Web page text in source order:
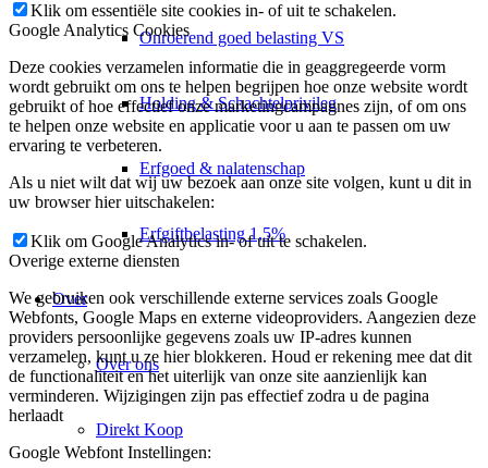
Onroerend goed belasting VS
Holding & Schachtelprivileg
Erfgoed & nalatenschap
Erfgiftbelasting 1,5%
Over
Over ons
Direkt Koop
Klik om essentiële site cookies in- of uit te schakelen.
Google Analytics Cookies
Deze cookies verzamelen informatie die in geaggregeerde vorm
wordt gebruikt om ons te helpen begrijpen hoe onze website wordt
gebruikt of hoe effectief onze marketingcampagnes zijn, of om ons
te helpen onze website en applicatie voor u aan te passen om uw
ervaring te verbeteren.
Als u niet wilt dat wij uw bezoek aan onze site volgen, kunt u dit in
uw browser hier uitschakelen:
Klik om Google Analytics in- of uit te schakelen.
Overige externe diensten
We gebruiken ook verschillende externe services zoals Google
Webfonts, Google Maps en externe videoproviders. Aangezien deze
providers persoonlijke gegevens zoals uw IP-adres kunnen
verzamelen, kunt u ze hier blokkeren. Houd er rekening mee dat dit
de functionaliteit en het uiterlijk van onze site aanzienlijk kan
verminderen. Wijzigingen zijn pas effectief zodra u de pagina
herlaadt
Google Webfont Instellingen: